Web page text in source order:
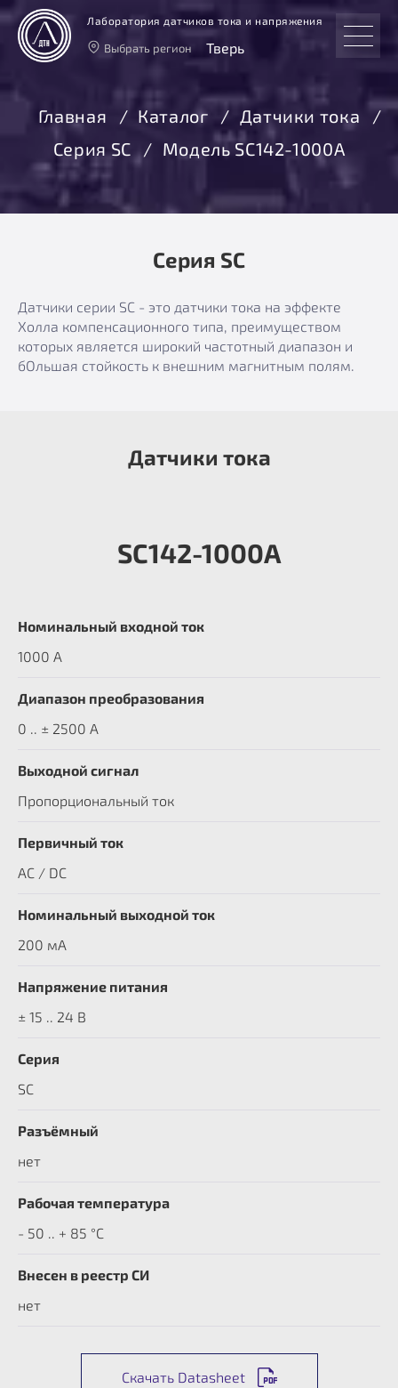
Лаборатория датчиков тока и напряжения
Выбрать регион Тверь
Москва
Санкт-Петербург
Екатеринбург
Новосибирск
Главная Каталог
Датчики тока
Серия SC
Модель SC142-1000A
Серия SC
Датчики серии SC - это датчики тока на эффекте
Холла компенсационного типа, преимуществом
которых является широкий частотный диапазон и
бОльшая стойкость к внешним магнитным полям.
Датчики тока
SC142-1000A
Номинальный входной ток
1000 A
Диапазон преобразования
0 .. ± 2500 А
Выходной сигнал
Пропорциональный ток
Первичный ток
AC / DC
Номинальный выходной ток
200 мА
Напряжение питания
± 15 .. 24 В
Серия
SC
Разъёмный
нет
Рабочая температура
- 50 .. + 85 °C
Внесен в реестр СИ
нет
Скачать Datasheet